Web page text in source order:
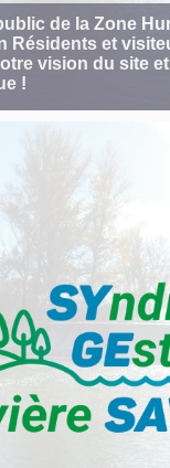
de la Zone
Résidents et
vision du site
!